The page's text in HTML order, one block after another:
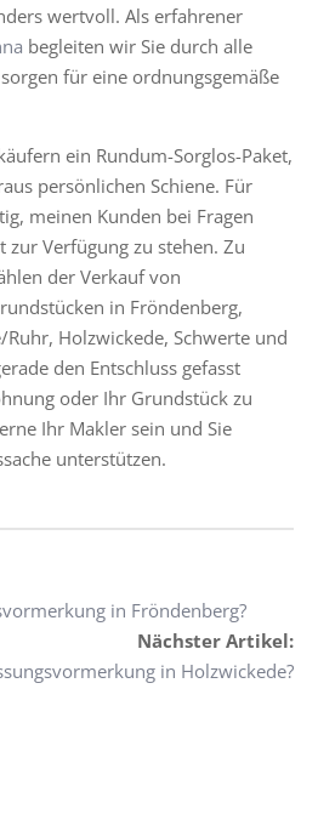
wertvoll. Als erfahrener
begleiten wir Sie durch alle
für eine ordnungsgemäße
ein Rundum-Sorglos-Paket,
persönlichen Schiene. Für
meinen Kunden bei Fragen
zur Verfügung zu stehen. Zu
der Verkauf von
in Fröndenberg,
Holzwickede, Schwerte und
den Entschluss gefasst
oder Ihr Grundstück zu
Ihr Makler sein und Sie
unterstützen.
in Fröndenberg?
Nächster Artikel:
in Holzwickede?